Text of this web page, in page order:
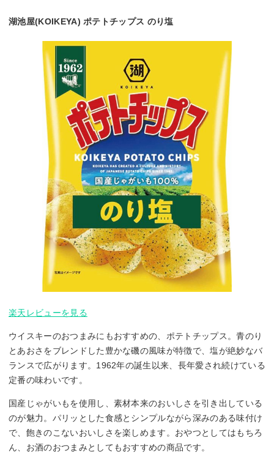
湖池屋(KOIKEYA) ポテトチップス のり塩
楽天レビューを見る
ウイスキーのおつまみにもおすすめの、ポテトチップス。青のり
とあおさをブレンドした豊かな磯の風味が特徴で、塩が絶妙なバ
ランスで広がります。1962年の誕生以来、長年愛され続けている
定番の味わいです。
国産じゃがいもを使用し、素材本来のおいしさを引き出している
のが魅力。パリッとした食感とシンプルながら深みのある味付け
で、飽きのこないおいしさを楽しめます。おやつとしてはもちろ
ん、お酒のおつまみとしてもおすすめの商品です。